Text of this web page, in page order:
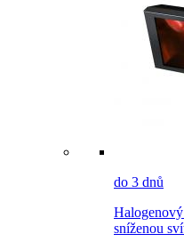
do 3 dnů
sníženou